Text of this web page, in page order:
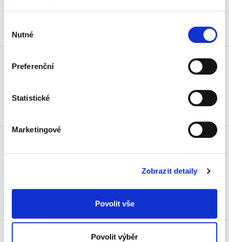
souhlasu
Nutné
Preferenční
Statistické
Marketingové
Zobrazit detaily
Povolit vše
Povolit výběr
984,94 Kč vč. DPH
814 Kč
Židle kancelářská 1140 Asyn, D4
(modrá)
Židle kancelářská 1380 ASYN Flute,